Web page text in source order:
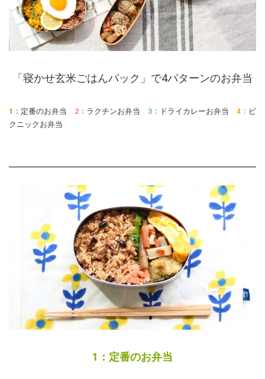
「寝かせ玄米ごはんパック」で4パターンのお弁当
1： 定番のお弁当 2： ラクチンお弁当 3： ドライカレーお弁当 4： ピ
クニックお弁当
1：定番のお弁当